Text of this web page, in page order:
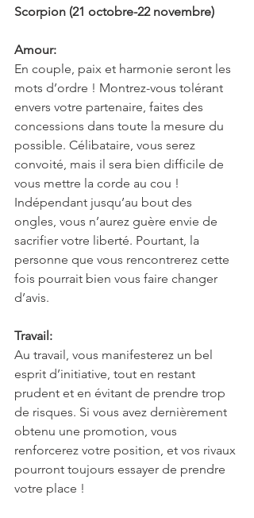
Scorpion (21 octobre-22 novembre)
Amour:
En couple, paix et harmonie seront les
mots d’ordre ! Montrez-vous tolérant
envers votre partenaire, faites des
concessions dans toute la mesure du
possible. Célibataire, vous serez
convoité, mais il sera bien difficile de
vous mettre la corde au cou !
Indépendant jusqu’au bout des
ongles, vous n’aurez guère envie de
sacrifier votre liberté. Pourtant, la
personne que vous rencontrerez cette
fois pourrait bien vous faire changer
d’avis.
Travail:
Au travail, vous manifesterez un bel
esprit d’initiative, tout en restant
prudent et en évitant de prendre trop
de risques. Si vous avez dernièrement
obtenu une promotion, vous
renforcerez votre position, et vos rivaux
pourront toujours essayer de prendre
votre place !